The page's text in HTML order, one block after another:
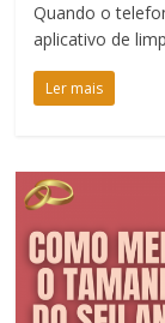
Quando o
aplicativo de
Ler mais